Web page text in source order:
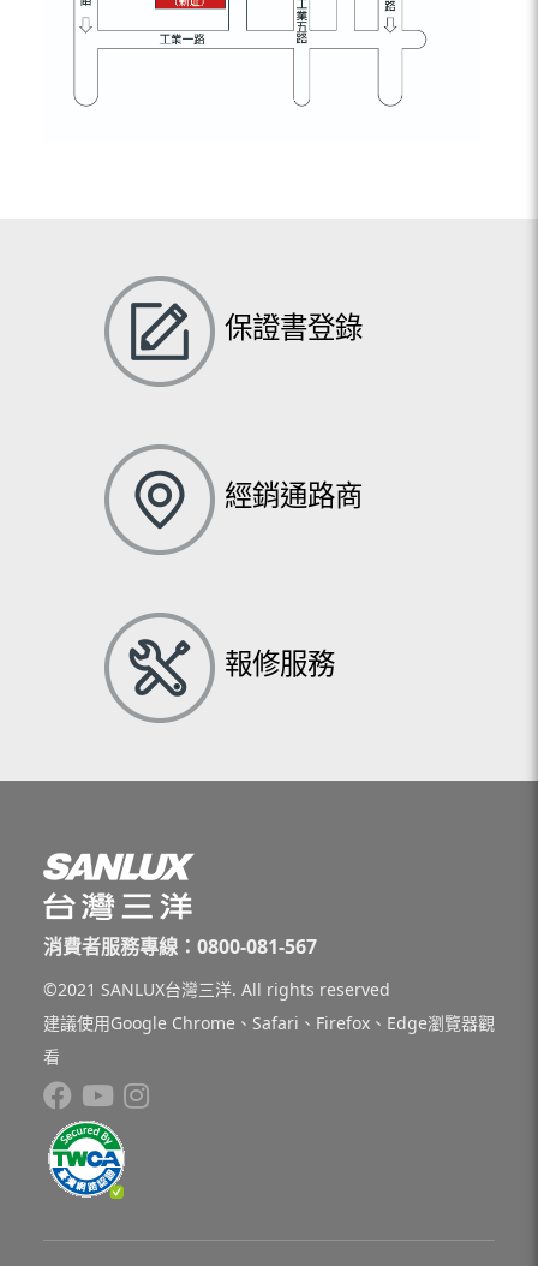
保證書登錄
經銷通路商
報修服務
消費者服務專線：0800-081-567
©2021 SANLUX台灣三洋. All rights reserved
建議使用Google Chrome、Safari、Firefox、Edge瀏覽器觀
看